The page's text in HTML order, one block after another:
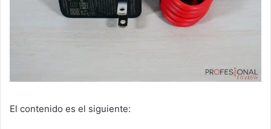
El contenido es el siguiente: